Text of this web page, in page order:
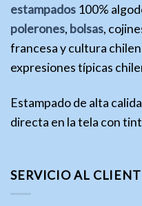
estampados 100%
polerones, bolsas,
francesa y cultura
expresiones típicas
Estampado de alta
directa en la tela con
SERVICIO AL